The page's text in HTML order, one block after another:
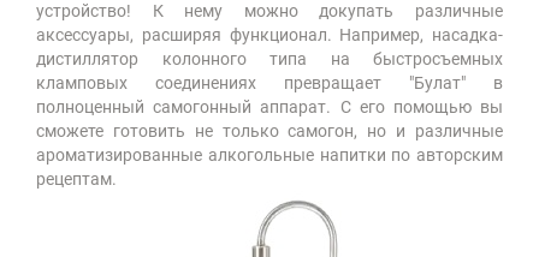
устройство! К нему можно докупать различные
аксессуары, расширяя функционал. Например, насадка-
дистиллятор колонного типа на быстросъемных
кламповых соединениях превращает "Булат" в
полноценный самогонный аппарат. С его помощью вы
сможете готовить не только самогон, но и различные
ароматизированные алкогольные напитки по авторским
рецептам.